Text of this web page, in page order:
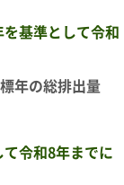
を基準として令和
年の総排出量
て令和8年までに